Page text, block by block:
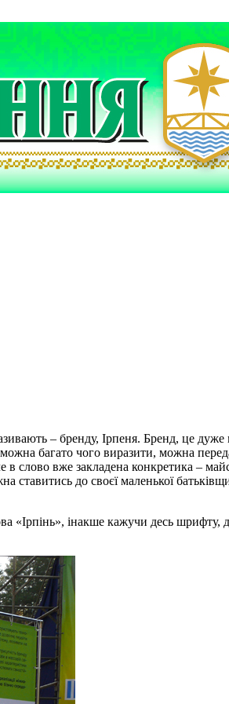
– бренду, Ірпеня. Бренд, це
багато чого виразити, можна
слово вже закладена конкретика –
до своєї маленької
«Ірпінь», інакше кажучи десь шрифту,